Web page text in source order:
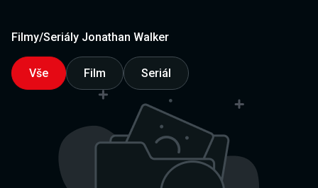
Filmy/Seriály Jonathan Walker
Vše Film Seriál